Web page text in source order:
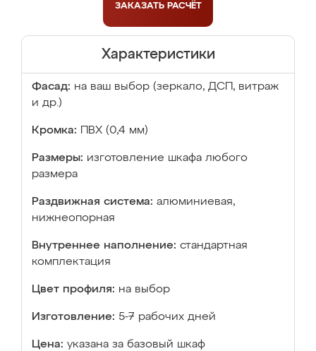
ЗАКАЗАТЬ РАСЧЁТ
Характеристики
Фасад: на ваш выбор (зеркало, ДСП, витраж
и др.)
Кромка: ПВХ (0,4 мм)
Размеры: изготовление шкафа любого
размера
Раздвижная система: алюминиевая,
нижнеопорная
Внутреннее наполнение: стандартная
комплектация
Цвет профиля: на выбор
Изготовление: 5-7 рабочих дней
Цена: указана за базовый шкаф